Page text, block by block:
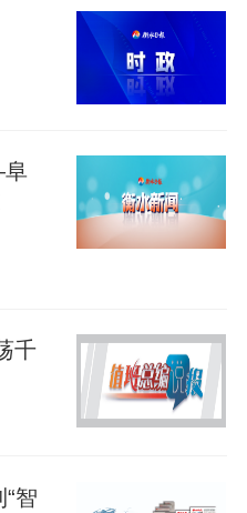
光，是燕赵大地的
当地文化和旅游发
沃土展新颜
旅游景区内人头攒
千
智